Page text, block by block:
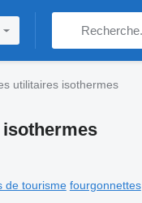
utilitaires isothermes
de tourisme fourgonnettes